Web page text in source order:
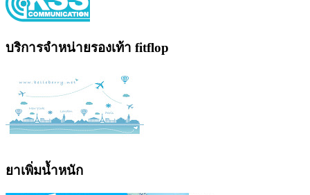
บริการจำหน่ายรองเท้า fitflop
ยาเพิ่มน้ำหนัก